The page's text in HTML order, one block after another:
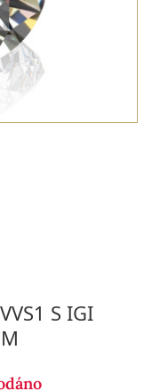
S IGI